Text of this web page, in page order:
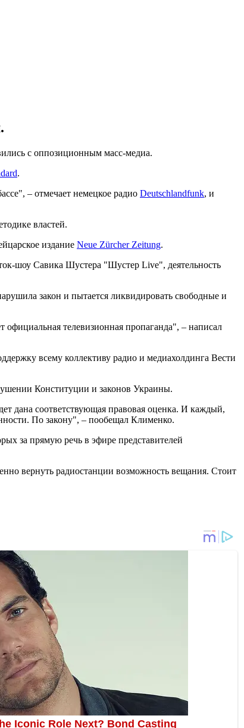
с оппозиционным масс-медиа.
.
– отмечает немецкое радио Deutschlandfunk, и
властей.
издание Neue Zürcher Zeitung.
шоу Савика Шустера "Шустер Live", деятельность
закон и пытается ликвидировать свободные и
телевизионная пропаганда", – написал
всему коллективу радио и медиахолдинга Вести
Конституции и законов Украины.
дана соответствующая правовая оценка. И каждый,
По закону", – пообещал Клименко.
за прямую речь в эфире представителей
вернуть радиостанции возможность вещания. Стоит